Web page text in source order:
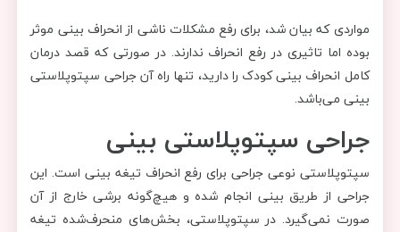
مواردی که بیان شد، برای رفع مشکلات ناشی از انحراف بینی موثر
بوده اما تاثیری در رفع انحراف ندارند. در صورتی که قصد درمان
کامل انحراف بینی کودک را دارید، تنها راه آن جراحی سپتوپلاستی
بینی می‌باشد.
جراحی سپتوپلاستی بینی
سپتوپلاستی نوعی جراحی برای رفع انحراف تیغه بینی است. این
جراحی از طریق بینی انجام شده و هیچ‌گونه برشی خارج از آن
صورت نمی‌گیرد. در سپتوپلاستی، بخش‌های منحرف‌شده تیغه